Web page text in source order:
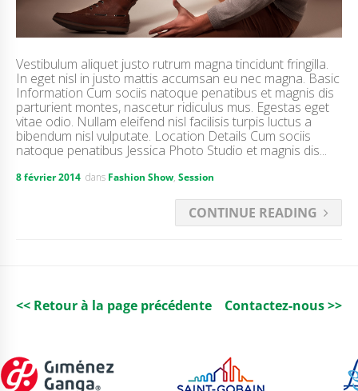
Vestibulum aliquet justo rutrum magna tincidunt fringilla.
In eget nisl in justo mattis accumsan eu nec magna. Basic
Information Cum sociis natoque penatibus et magnis dis
parturient montes, nascetur ridiculus mus. Egestas eget
vitae odio. Nullam eleifend nisl facilisis turpis luctus a
bibendum nisl vulputate. Location Details Cum sociis
natoque penatibus Jessica Photo Studio et magnis dis...
8 février 2014 dans Fashion Show, Session
CONTINUE READING
<< Retour à la page précédente Contactez-nous >>